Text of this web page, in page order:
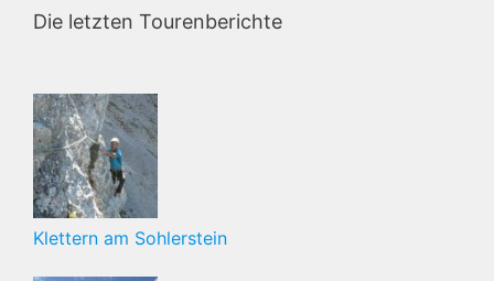
Die letzten Tourenberichte
Klettern am Sohlerstein